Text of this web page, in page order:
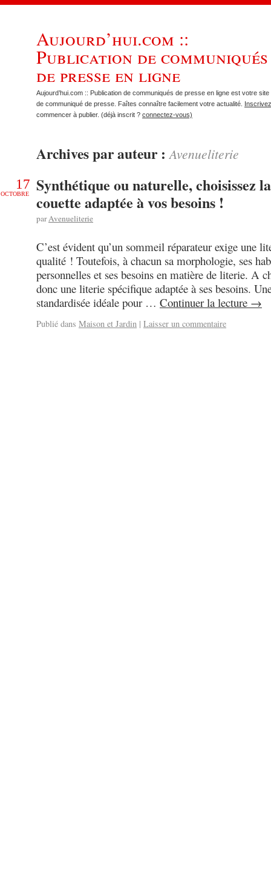
Aujourd’hui.com ::
Publication de communiqués
de presse en ligne
Aujourd’hui.com :: Publication de communiqués de presse en ligne est votre site
de communiqué de presse. Faîtes connaître facilement votre actualité.
commencer à publier. (déjà inscrit ? connectez-vous)
Archives par auteur :Avenueliterie
17
OCTOBRE
Synthétique ou naturelle, choisissez la
couette adaptée à vos besoins !
parAvenueliterie
C’est évident qu’un sommeil réparateur exige une
qualité ! Toutefois, à chacun sa morphologie, ses
personnelles et ses besoins en matière de literie. A
donc une literie spécifique adaptée à ses besoins.
standardisée idéale pour … Continuer la lecture →
Publié dans Maison et Jardin | Laisser un commentaire